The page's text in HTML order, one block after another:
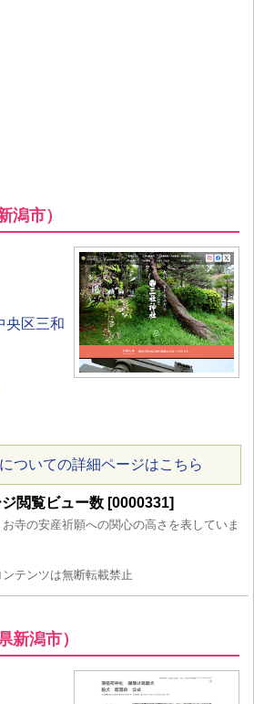
潟市）
央区三和
ついての詳細ページはこちら
閲覧ビュー数 [0000331]
寺の安産祈願への関心の高さを表していま
テンツは無断転載禁止
新潟市）